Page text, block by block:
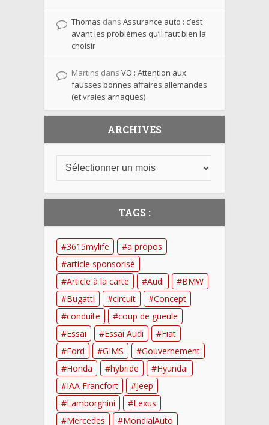
Thomas dans Assurance auto : c’est
avant les problèmes qu’il faut bien la
choisir
Martins dans VO : Attention aux
fausses bonnes affaires allemandes
(et vraies arnaques)
ARCHIVES
TAGS :
3615mylife
a propos
article sponsorisé
Article à la carte
Audi
BMW
Bugatti
circuit
Concept
conduite
coup de gueule
Essai
Essai Audi
Fiat
Ford
GIMS
Gouvernement
Honda
hybride
Hyundai
IAA Francfort
Jeep
Lamborghini
Lexus
Mercedes
MondialAuto